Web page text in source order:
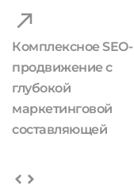
Комплексное SEO-
продвижение с
глубокой
маркетинговой
составляющей